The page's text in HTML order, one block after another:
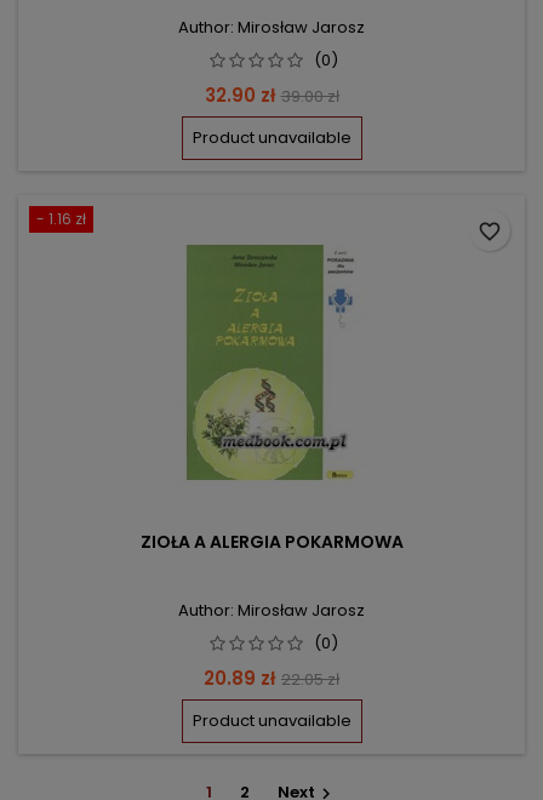
Author: Mirosław Jarosz
(0)
Price
32.90 zł Regular
price
39.00 zł
Product unavailable
- 1.16 zł
ZIOŁA A ALERGIA POKARMOWA
Author: Mirosław Jarosz
(0)
Price
20.89 zł Regular
price
22.05 zł
Product unavailable
favorite_border
1 2 Next 